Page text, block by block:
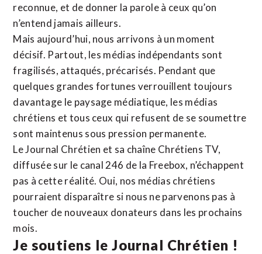
reconnue, et de donner la parole à ceux qu’on
n’entend jamais ailleurs.
Mais aujourd’hui, nous arrivons à un moment
décisif. Partout, les médias indépendants sont
fragilisés, attaqués, précarisés. Pendant que
quelques grandes fortunes verrouillent toujours
davantage le paysage médiatique, les médias
chrétiens et tous ceux qui refusent de se soumettre
sont maintenus sous pression permanente.
Le Journal Chrétien et sa chaîne Chrétiens TV,
diffusée sur le canal 246 de la Freebox, n’échappent
pas à cette réalité. Oui, nos médias chrétiens
pourraient disparaître si nous ne parvenons pas à
toucher de nouveaux donateurs dans les prochains
mois.
Je soutiens le Journal Chrétien !